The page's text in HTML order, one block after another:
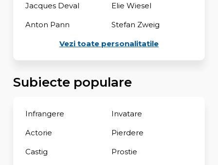
Jacques Deval Elie Wiesel
Anton Pann Stefan Zweig
Vezi toate personalitatile
Subiecte populare
Infrangere Invatare
Actorie Pierdere
Castig Prostie